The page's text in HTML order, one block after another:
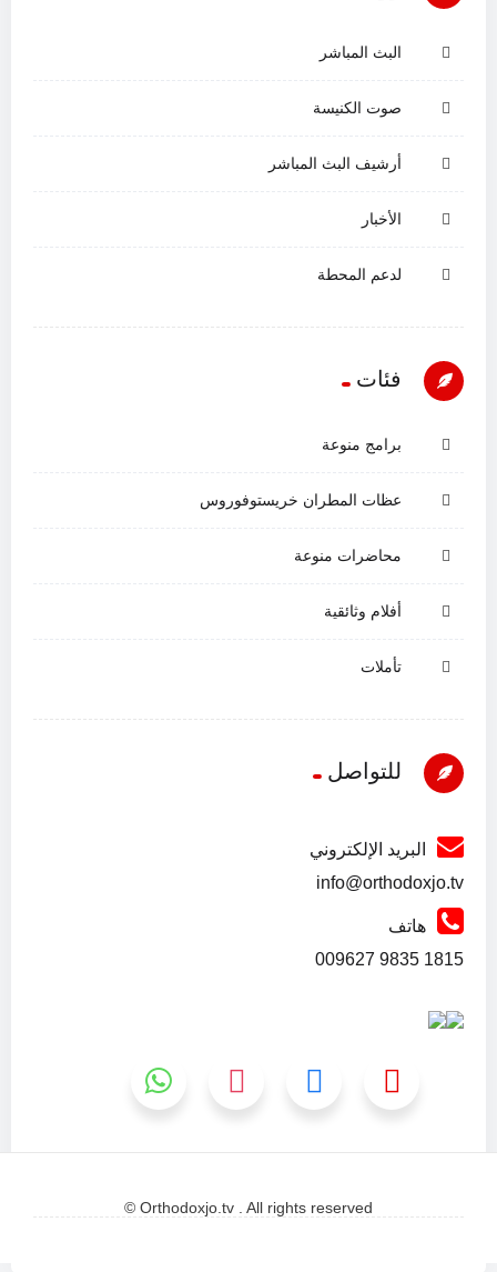
البث المباشر
صوت الكنيسة
أرشيف البث المباشر
الأخبار
لدعم المحطة
فئات
برامج منوعة
عظات المطران خريستوفوروس
محاضرات منوعة
أفلام وثائقية
تأملات
للتواصل
البريد الإلكتروني
info@orthodoxjo.tv
هاتف
1815 9835 009627
Orthodoxjo.tv . All rights reserved ©